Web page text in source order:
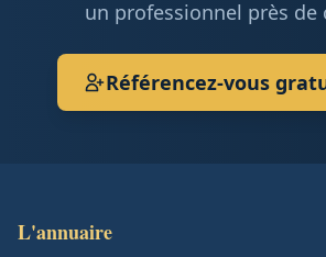
un professionnel près de
Référencez-vous
L'annuaire